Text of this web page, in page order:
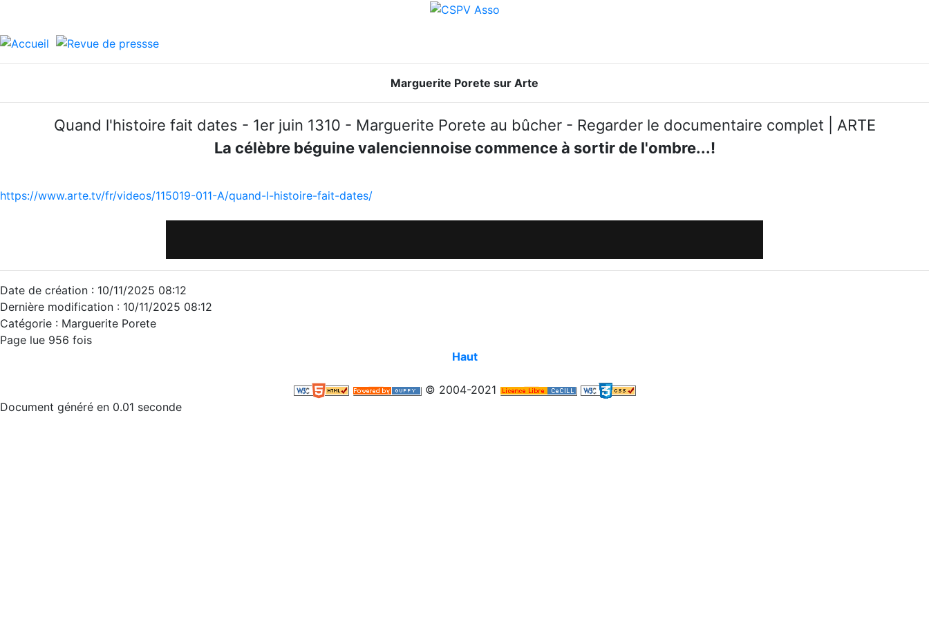
Marguerite Porete sur Arte
Quand l'histoire fait dates - 1er juin 1310 - Marguerite Porete au bûcher - Regarder le documentaire complet | ARTE
La célèbre béguine valenciennoise commence à sortir de l'ombre...!
https://www.arte.tv/fr/videos/115019-011-A/quand-l-histoire-fait-dates/
Date de création : 10/11/2025 08:12
Dernière modification : 10/11/2025 08:12
Catégorie : Marguerite Porete
Page lue 956 fois
Haut
© 2004-2021
Document généré en 0.01 seconde